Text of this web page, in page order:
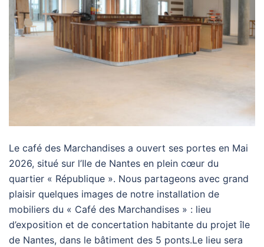
Le café des Marchandises a ouvert ses portes en Mai
2026, situé sur l’Ile de Nantes en plein cœur du
quartier « République ». Nous partageons avec grand
plaisir quelques images de notre installation de
mobiliers du « Café des Marchandises » : lieu
d’exposition et de concertation habitante du projet île
de Nantes, dans le bâtiment des 5 ponts.Le lieu sera